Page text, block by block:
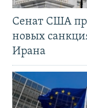
Сенат США
новых
Ирана